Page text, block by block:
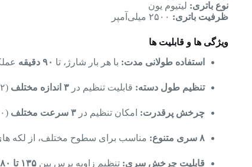
نوع باتری: لیتیوم یون
ظرفیت باتری:
ویژگی‌ ها و قابلیت‌ ها
استفاده طولانی‌ مدت: با هر بار شارژ، تا ۹۰ دقیقه
تنظیم طول دسته: قابلیت تنظیم در ۳ اندازه مختلف (۳۲، ۷۰ و ۱۰۵ سانتی‌متر)
چرخش پرقدرت: امکان تنظیم در ۳ سرعت مختلف (۴۰۰، ۴۲۰ و ۴۶۰ دور در دقیقه)
۸ سری متنوع: مناسب برای سطوح مختلف، از لکه‌
قابلیت چرخش سری: تنظیم زاویه برس بین ۱۳۵ تا ۱۸۰ درجه